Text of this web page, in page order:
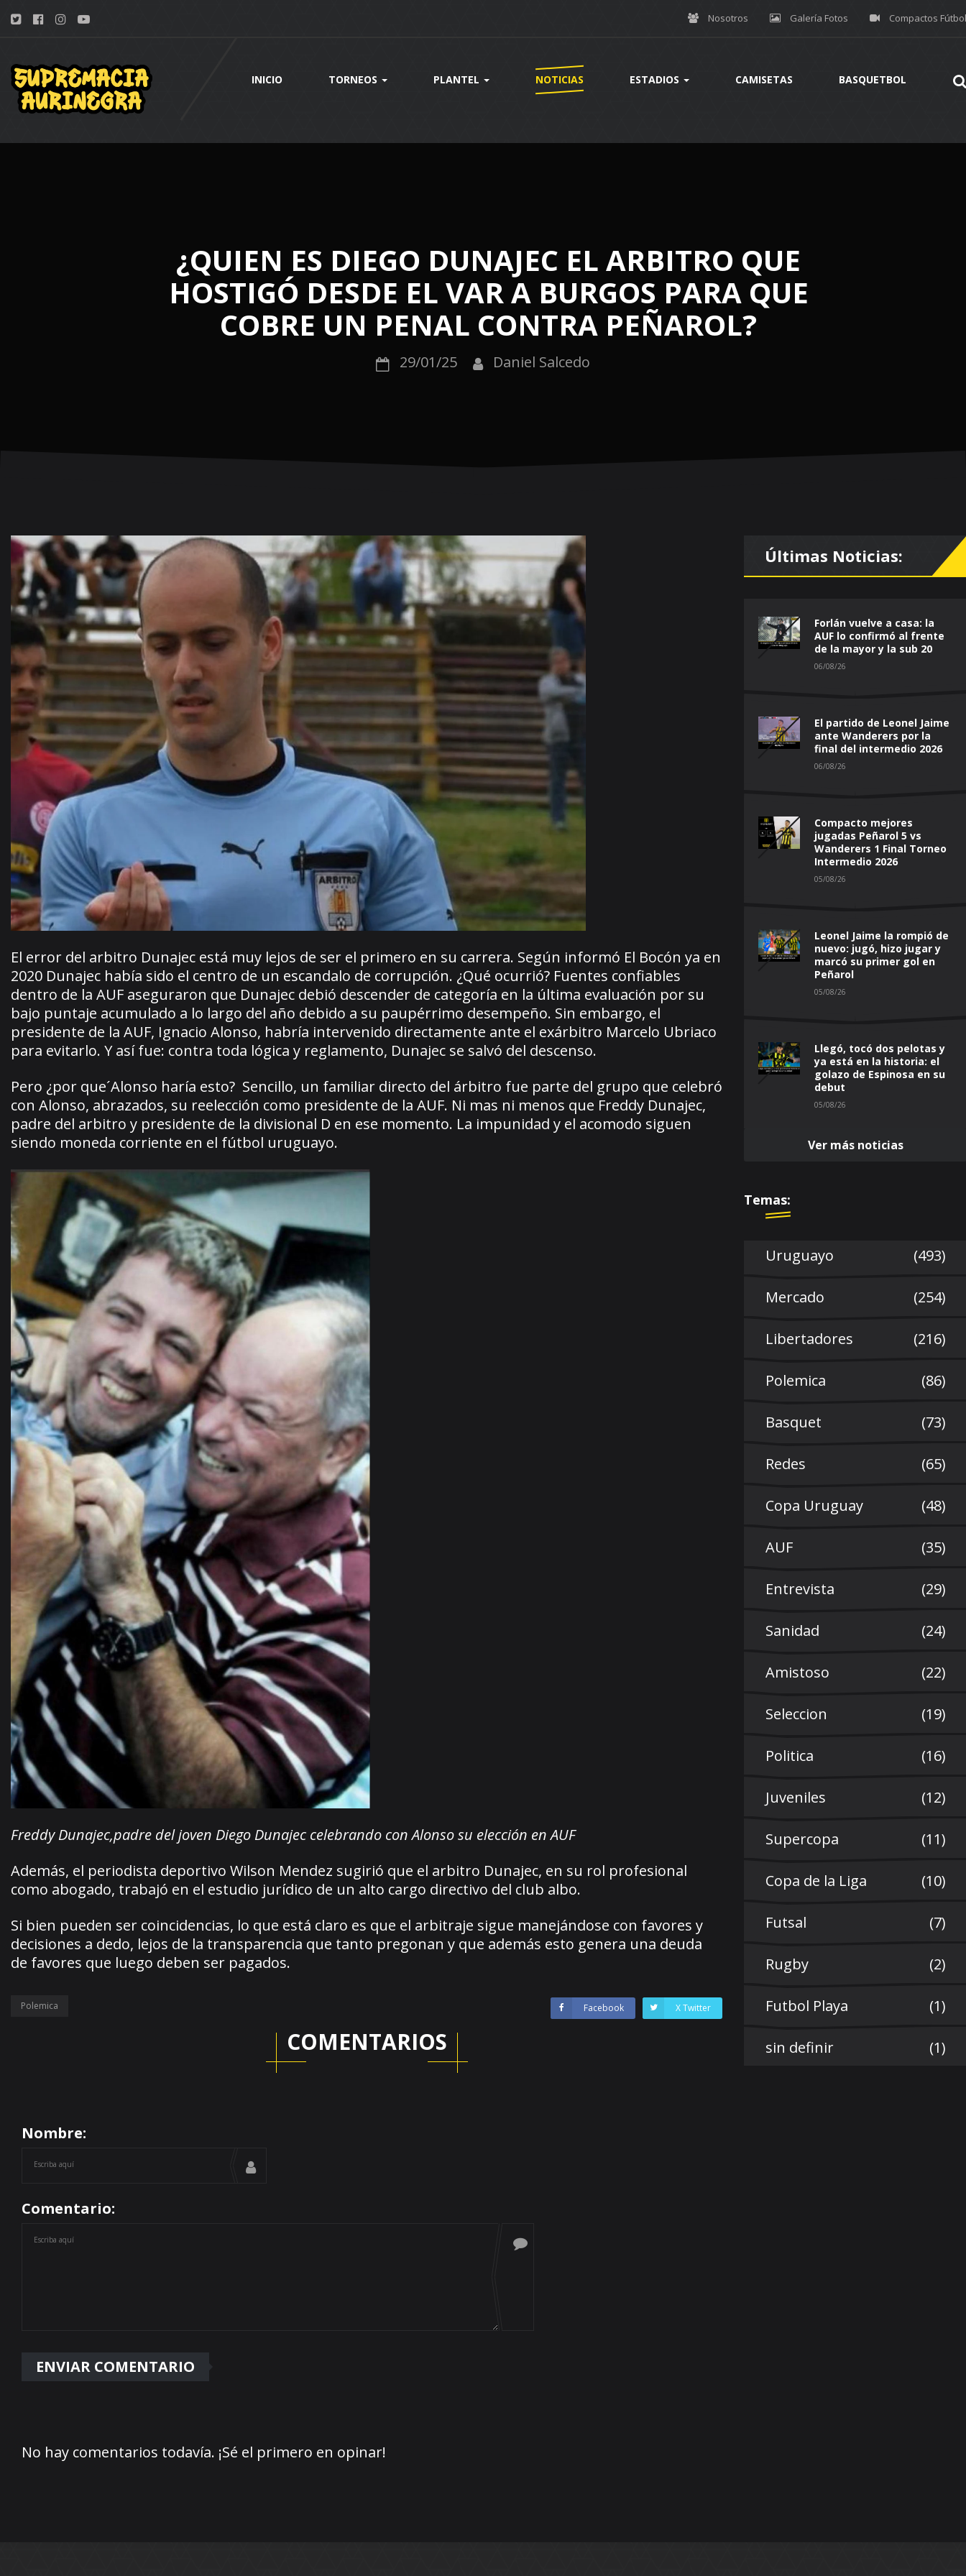
Nosotros Galería Fotos Compactos Fútbol
INICIO TORNEOS PLANTEL NOTICIAS ESTADIOS CAMISETAS BASQUETBOL
¿QUIEN ES DIEGO DUNAJEC EL ARBITRO QUE
HOSTIGÓ DESDE EL VAR A BURGOS PARA QUE
COBRE UN PENAL CONTRA PEÑAROL?
29/01/25 Daniel Salcedo
El error del arbitro Dunajec está muy lejos de ser el primero en su carrera. Según informó El Bocón ya en
2020 Dunajec había sido el centro de un escandalo de corrupción. ¿Qué ocurrió? Fuentes confiables
dentro de la AUF aseguraron que Dunajec debió descender de categoría en la última evaluación por su
bajo puntaje acumulado a lo largo del año debido a su paupérrimo desempeño. Sin embargo, el
presidente de la AUF, Ignacio Alonso, habría intervenido directamente ante el exárbitro Marcelo Ubriaco
para evitarlo. Y así fue: contra toda lógica y reglamento, Dunajec se salvó del descenso.
Pero ¿por que´Alonso haría esto? Sencillo, un familiar directo del árbitro fue parte del grupo que celebró
con Alonso, abrazados, su reelección como presidente de la AUF. Ni mas ni menos que Freddy Dunajec,
padre del arbitro y presidente de la divisional D en ese momento. La impunidad y el acomodo siguen
siendo moneda corriente en el fútbol uruguayo.
Freddy Dunajec,padre del joven Diego Dunajec celebrando con Alonso su elección en AUF
Además, el periodista deportivo Wilson Mendez sugirió que el arbitro Dunajec, en su rol profesional
como abogado, trabajó en el estudio jurídico de un alto cargo directivo del club albo.
Si bien pueden ser coincidencias, lo que está claro es que el arbitraje sigue manejándose con favores y
decisiones a dedo, lejos de la transparencia que tanto pregonan y que además esto genera una deuda
de favores que luego deben ser pagados.
Polemica Facebook X Twitter
COMENTARIOS
Nombre:
Comentario:
No hay comentarios todavía. ¡Sé el primero en opinar!
Últimas Noticias:
Forlán vuelve a casa: la
AUF lo confirmó al frente
de la mayor y la sub 20
06/08/26
El partido de Leonel Jaime
ante Wanderers por la
final del intermedio 2026
06/08/26
Compacto mejores
jugadas Peñarol 5 vs
Wanderers 1 Final Torneo
Intermedio 2026
05/08/26
Leonel Jaime la rompió de
nuevo: jugó, hizo jugar y
marcó su primer gol en
Peñarol
05/08/26
Llegó, tocó dos pelotas y
ya está en la historia: el
golazo de Espinosa en su
debut
05/08/26
Ver más noticias
Temas:
Uruguayo (493)
Mercado (254)
Libertadores (216)
Polemica (86)
Basquet (73)
Redes (65)
Copa Uruguay (48)
AUF (35)
Entrevista (29)
Sanidad (24)
Amistoso (22)
Seleccion (19)
Politica (16)
Juveniles (12)
Supercopa (11)
Copa de la Liga (10)
Futsal (7)
Rugby (2)
Futbol Playa (1)
sin definir (1)